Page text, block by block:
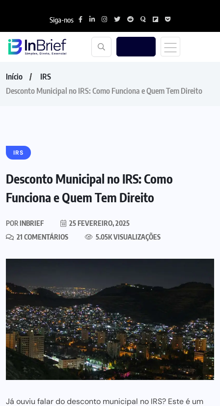
Siga-nos
Início
IRS
Desconto Municipal no IRS: Como Funciona e Quem Tem Direito
IRS
Desconto Municipal no IRS: Como
Funciona e Quem Tem Direito
PORINBRIEF
25 FEVEREIRO, 2025
21 COMENTÁRIOS
5.05K VISUALIZAÇÕES
Já ouviu falar do desconto municipal no IRS? Este é um